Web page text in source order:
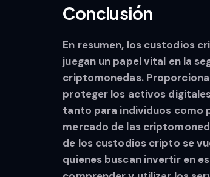
Conclusión
En resumen, los custodios
juegan un papel vital en la
criptomonedas.
proteger los activos
tanto para individuos como
mercado de las
de los custodios cripto se
quienes buscan invertir en